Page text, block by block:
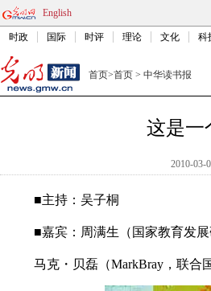
English
时政 国际 时评 理论 文化 科
首页>首页 > 中华读书报
这是一
2010-03-
■主持：吴子桐
■嘉宾：周满生（国家教育发
马克・贝磊（MarkBray，联合